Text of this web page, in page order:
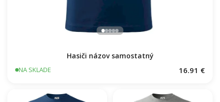
Hasiči názov samostatný
NA SKLADE 16.91 €